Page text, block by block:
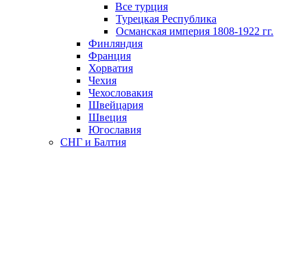
Все турция
Турецкая Республика
Османская империя 1808-1922 гг.
Финляндия
Франция
Хорватия
Чехия
Чехословакия
Швейцария
Швеция
Югославия
СНГ и Балтия